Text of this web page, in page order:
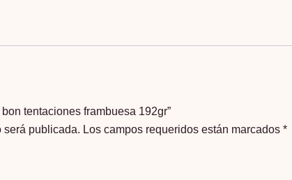
tentaciones frambuesa 192gr”
será publicada. Los campos requeridos están marcados *